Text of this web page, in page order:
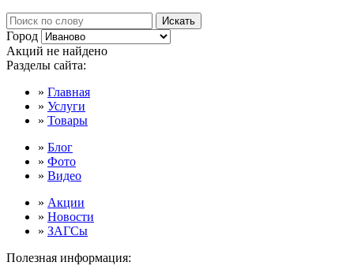
Город
Акций не найдено
Разделы сайта:
» Главная
» Услуги
» Товары
» Блог
» Фото
» Видео
» Акции
» Новости
» ЗАГСы
Полезная информация: